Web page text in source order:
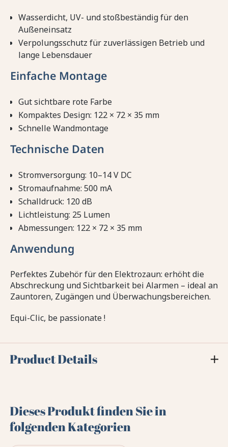
Wasserdicht, UV- und stoßbeständig für den
Außeneinsatz
Verpolungsschutz für zuverlässigen Betrieb und
lange Lebensdauer
Einfache Montage
Gut sichtbare rote Farbe
Kompaktes Design: 122 × 72 × 35 mm
Schnelle Wandmontage
Technische Daten
Stromversorgung: 10–14 V DC
Stromaufnahme: 500 mA
Schalldruck: 120 dB
Lichtleistung: 25 Lumen
Abmessungen: 122 × 72 × 35 mm
Anwendung
Perfektes Zubehör für den Elektrozaun: erhöht die
Abschreckung und Sichtbarkeit bei Alarmen – ideal an
Zauntoren, Zugängen und Überwachungsbereichen.
Equi-Clic, be passionate !
Product Details
Dieses Produkt finden Sie in
folgenden Kategorien